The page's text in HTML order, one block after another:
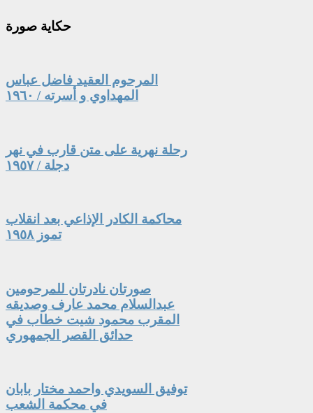
حكاية صورة
المرحوم العقيد فاضل عباس
المهداوي و أسرته / ١٩٦٠
رحلة نهرية على متن قارب في نهر
دجلة / ١٩٥٧
محاكمة الكادر الإذاعي بعد انقلاب
تموز ١٩٥٨
صورتان نادرتان للمرحومين
عبدالسلام محمد عارف وصديقه
المقرب محمود شيت خطاب في
حدائق القصر الجمهوري
توفيق السويدي واحمد مختار بابان
في محكمة الشعب